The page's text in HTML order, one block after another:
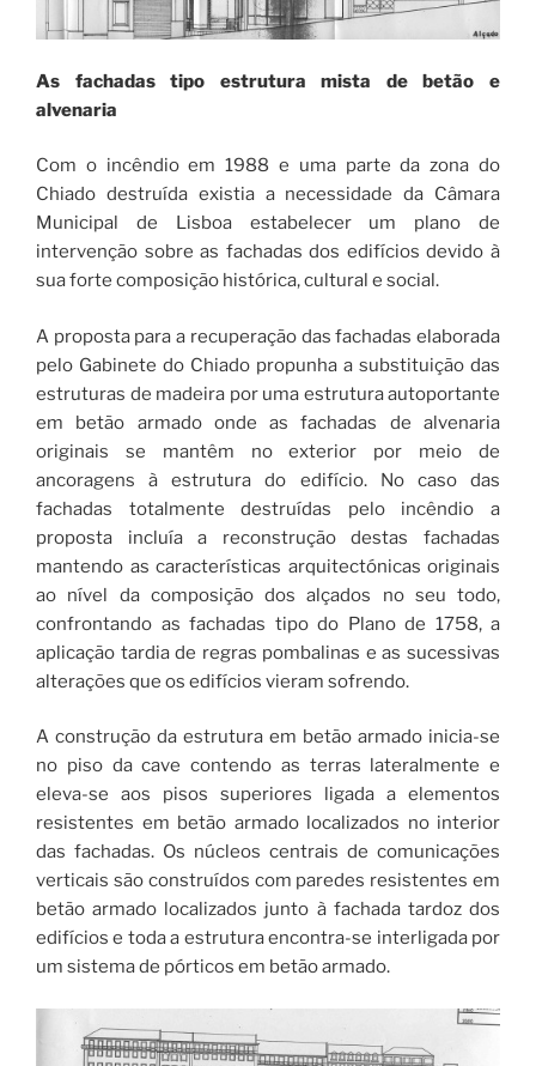
As fachadas tipo estrutura mista de betão e
alvenaria
Com o incêndio em 1988 e uma parte da zona do
Chiado destruída existia a necessidade da Câmara
Municipal de Lisboa estabelecer um plano de
intervenção sobre as fachadas dos edifícios devido à
sua forte composição histórica, cultural e social.
A proposta para a recuperação das fachadas elaborada
pelo Gabinete do Chiado propunha a substituição das
estruturas de madeira por uma estrutura autoportante
em betão armado onde as fachadas de alvenaria
originais se mantêm no exterior por meio de
ancoragens à estrutura do edifício. No caso das
fachadas totalmente destruídas pelo incêndio a
proposta incluía a reconstrução destas fachadas
mantendo as características arquitectónicas originais
ao nível da composição dos alçados no seu todo,
confrontando as fachadas tipo do Plano de 1758, a
aplicação tardia de regras pombalinas e as sucessivas
alterações que os edifícios vieram sofrendo.
A construção da estrutura em betão armado inicia-se
no piso da cave contendo as terras lateralmente e
eleva-se aos pisos superiores ligada a elementos
resistentes em betão armado localizados no interior
das fachadas. Os núcleos centrais de comunicações
verticais são construídos com paredes resistentes em
betão armado localizados junto à fachada tardoz dos
edifícios e toda a estrutura encontra-se interligada por
um sistema de pórticos em betão armado.